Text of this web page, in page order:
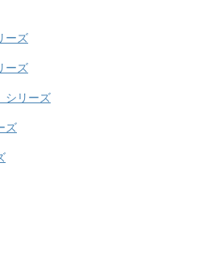
ーズ
ーズ
シリーズ
ズ